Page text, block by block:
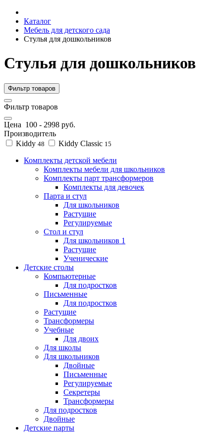
Каталог
Мебель для детского сада
Стулья для дошкольников
Стулья для дошкольников
Фильтр товаров
Фильтр товаров
Цена 100 - 2998 руб.
Производитель
Kiddy 48 Kiddy Classic 15
Комплекты детской мебели
Комплекты мебели для школьников
Комплекты парт трансформеров
Комплекты для девочек
Парта и стул
Для школьников
Растущие
Регулируемые
Стол и стул
Для школьников 1
Растущие
Ученические
Детские столы
Компьютерные
Для подростков
Письменные
Для подростков
Растущие
Трансформеры
Учебные
Для двоих
Для школы
Для школьников
Двойные
Письменные
Регулируемые
Секретеры
Трансформеры
Для подростков
Двойные
Детские парты